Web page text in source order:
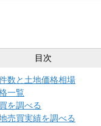
目次
数と土地価格相場
一覧
を調べる
売買実績を調べる